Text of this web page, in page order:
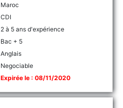
Maroc
CDI
2 à 5 ans d'expérience
Bac + 5
Anglais
Negociable
Expirée le : 08/11/2020